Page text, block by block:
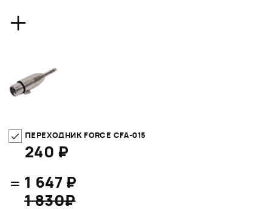
+
ПЕРЕХОДНИК FORCE CFA-015
240 ₽
= 1 647 ₽
1 830₽